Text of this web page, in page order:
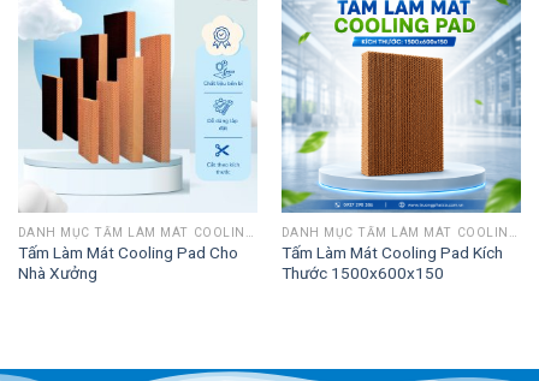
Tấm Làm Mát Cooling Pad Cho
Nhà Xưởng
Tấm Làm Mát Cooling Pad Kích
Thước 1500x600x150